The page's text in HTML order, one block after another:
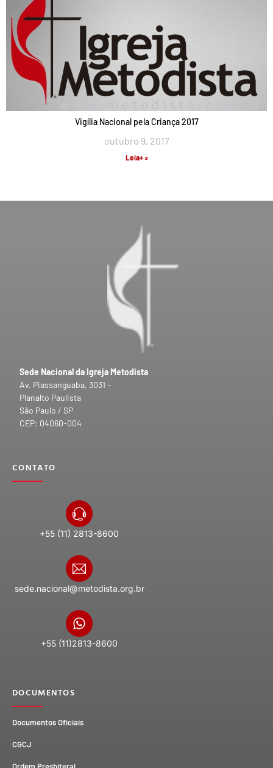
Vigília Nacional pela Criança 2017
outubro 9, 2017
Leia+ »
Sede Nacional da Igreja Metodista
Av. Piassanguaba, 3031 –
Planalto Paulista
São Paulo / SP
CEP: 04060-004
CONTATO
+55 (11) 2813-8600
sede.nacional@metodista.org.br
+55 (11)2813-8600
DOCUMENTOS
Documentos Oficiais
CGCJ
Ordem Presbiteral